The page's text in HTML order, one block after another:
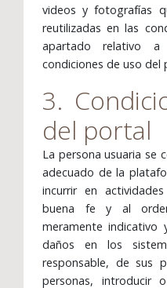
videos y fotografías
reutilizadas en las
apartado relativo a
condiciones de uso del
3.
del portal
La persona usuaria se
adecuado de la
incurrir en
buena fe y al
meramente indicativo
daños en los
responsable, de sus
personas, introducir